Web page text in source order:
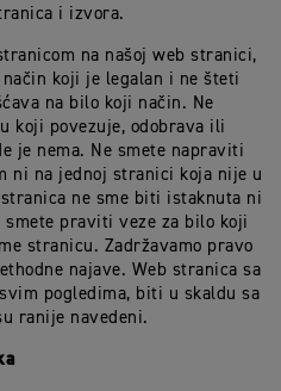
i izvora.
na našoj web stranici,
koji je legalan i ne šteti
na bilo koji način. Ne
koji povezuje, odobrava ili
je nema. Ne smete napraviti
ni na jednoj stranici koja nije u
ne sme biti istaknuta ni
praviti veze za bilo koji
stranicu. Zadržavamo pravo
najave. Web stranica sa
pogledima, biti u skaldu sa
ranije navedeni.